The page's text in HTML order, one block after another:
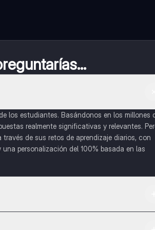
los estudiantes. Basándonos en los millones
realmente significativas y relevantes.
de sus retos de aprendizaje diarios, con
personalización del 100% basada en las